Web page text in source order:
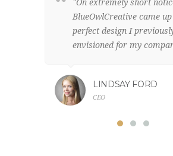
"On extremely short
BlueOwlCreative came
perfect design I
envisioned for my
LINDSAY FORD
CEO